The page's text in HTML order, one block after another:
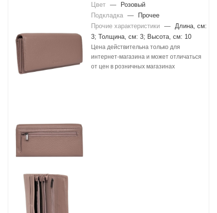
Цвет —
Розовый
Подкладка —
Прочее
Прочие характеристики —
Длина, см:
3; Толщина, см: 3; Высота, см: 10
Цена действительна только для
интернет-магазина и может отличаться
от цен в розничных магазинах